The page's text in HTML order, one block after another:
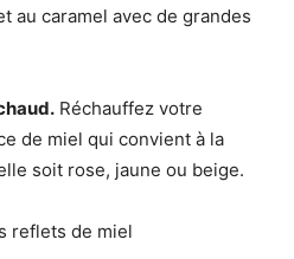
Réchauffez votre
de miel qui convient à la
soit rose, jaune ou beige.